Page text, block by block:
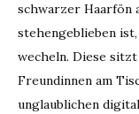
schwarzer Haarfön
stehengeblieben
wecheln. Diese
Freundinnen am
unglaublichen